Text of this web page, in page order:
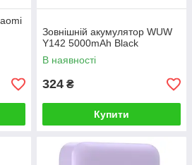
Зовнішній акумулятор WUW
Y142 5000mAh Black
В наявності
324 ₴
Купити